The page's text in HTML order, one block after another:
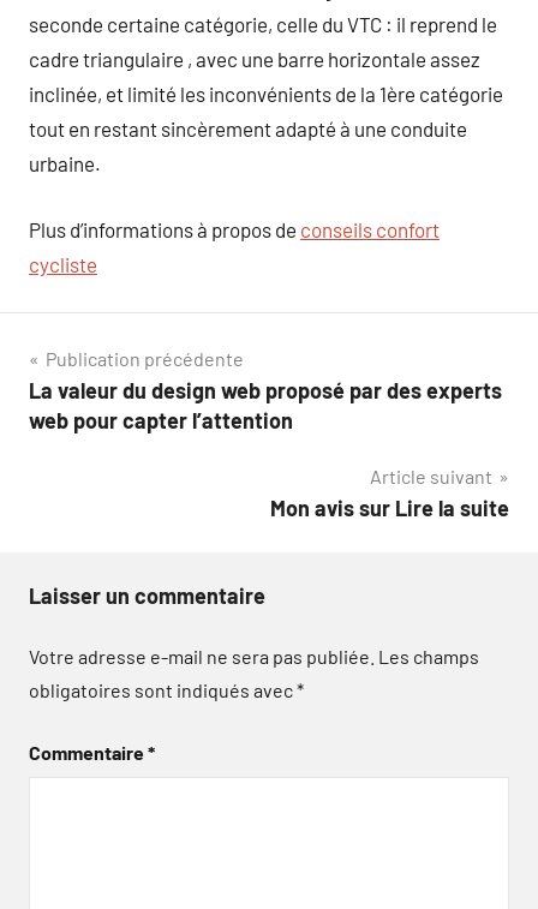
seconde certaine catégorie, celle du VTC : il reprend le
cadre triangulaire , avec une barre horizontale assez
inclinée, et limité les inconvénients de la 1ère catégorie
tout en restant sincèrement adapté à une conduite
urbaine.
Plus d’informations à propos de conseils confort
cycliste
Navigation
de
Publication précédente
La valeur du design web proposé par des experts
web pour capter l’attention
Article suivant
Mon avis sur Lire la suite
Laisser un commentaire
Votre adresse e-mail ne sera pas publiée. Les champs
obligatoires sont indiqués avec*
Commentaire*